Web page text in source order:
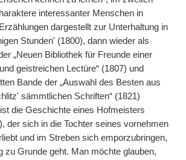
interessanter Menschen in
dargestellt zur Unterhaltung in
Stunden' (1800), dann wieder als
„Neuen Bibliothek für Freunde einer
geistreichen Lectüre“ (1807) und
Bande der „Auswahl des Besten aus
sämmtlichen Schriften“ (1821)
die Geschichte eines Hofmeisters
der sich in die Tochter seines vornehmen
und im Streben sich emporzubringen,
zu Grunde geht. Man möchte glauben,